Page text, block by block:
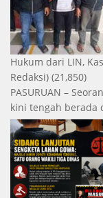
Hukum dari LIN,
Redaksi) (21,850)
PASURUAN –
kini tengah berada